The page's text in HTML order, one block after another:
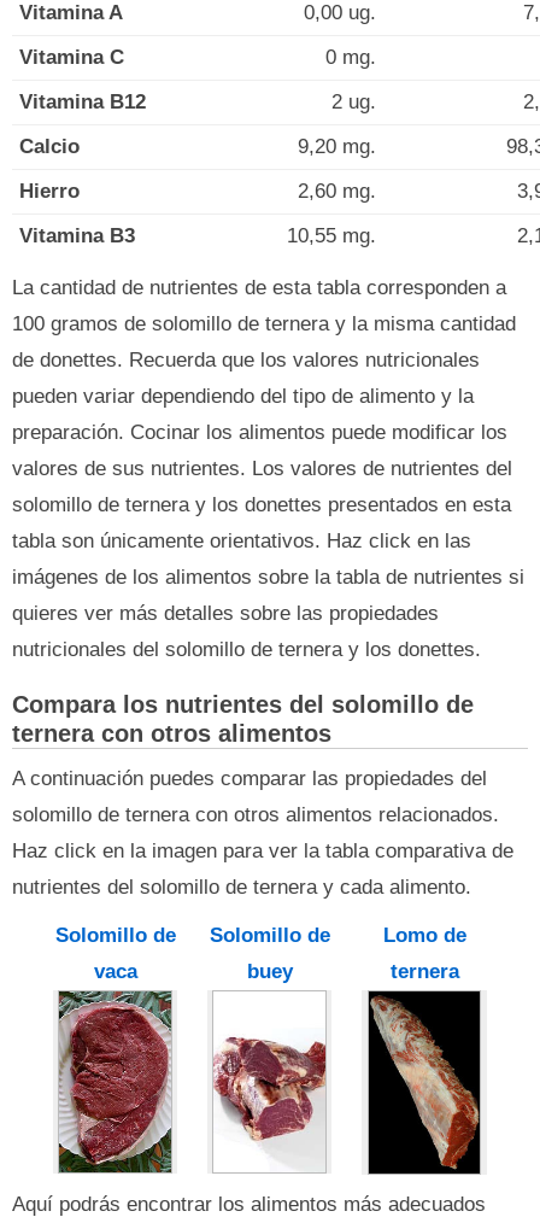
Vitamina A
0,00 ug.
Vitamina C
0 mg.
Vitamina B12
2 ug.
Calcio
9,20 mg.
Hierro
2,60 mg.
Vitamina B3
10,55 mg.
La cantidad de nutrientes de esta tabla corresponden a
100 gramos de solomillo de ternera y la misma cantidad
de donettes. Recuerda que los valores nutricionales
pueden variar dependiendo del tipo de alimento y la
preparación. Cocinar los alimentos puede modificar los
valores de sus nutrientes. Los valores de nutrientes del
solomillo de ternera y los donettes presentados en esta
tabla son únicamente orientativos. Haz click en las
imágenes de los alimentos sobre la tabla de nutrientes si
quieres ver más detalles sobre las propiedades
nutricionales del solomillo de ternera y los donettes.
Compara los nutrientes del solomillo de
ternera con otros alimentos
A continuación puedes comparar las propiedades del
solomillo de ternera con otros alimentos relacionados.
Haz click en la imagen para ver la tabla comparativa de
nutrientes del solomillo de ternera y cada alimento.
Solomillo de
vaca
Solomillo de
buey
Lomo de
ternera
Aquí podrás encontrar los alimentos más adecuados